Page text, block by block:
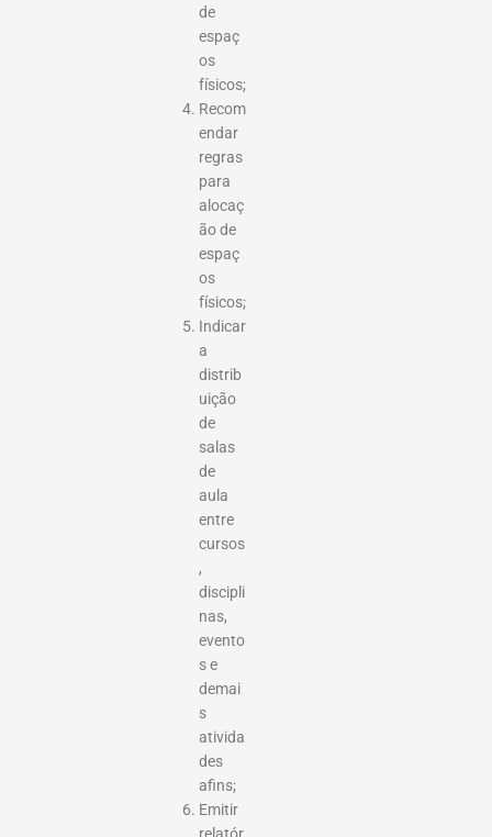
de
espaç
os
físicos;
Recom
endar
regras
para
alocaç
ão de
espaç
os
físicos;
Indicar
a
distrib
uição
de
salas
de
aula
entre
cursos
,
discipli
nas,
evento
s e
demai
s
ativida
des
afins;
Emitir
relatór